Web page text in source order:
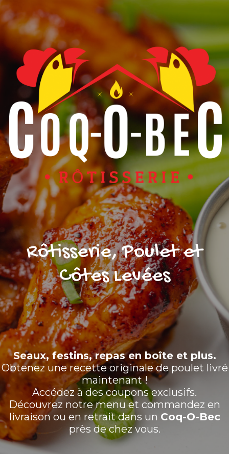
Rôtisserie, Poulet et
Côtes Levées
Seaux, festins, repas en boîte et plus.
Obtenez une recette originale de poulet livré
maintenant !
Accédez à des coupons exclusifs.
Découvrez notre menu et commandez en
livraison ou en retrait dans un Coq-O-Bec
près de chez vous.